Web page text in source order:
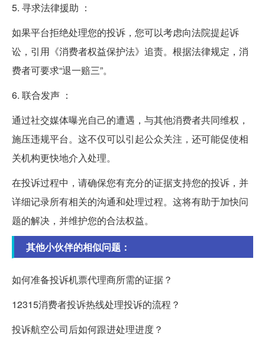
5. 寻求法律援助 ：
如果平台拒绝处理您的投诉，您可以考虑向法院提起诉
讼，引用《消费者权益保护法》追责。根据法律规定，消
费者可要求“退一赔三”。
6. 联合发声 ：
通过社交媒体曝光自己的遭遇，与其他消费者共同维权，
施压违规平台。这不仅可以引起公众关注，还可能促使相
关机构更快地介入处理。
在投诉过程中，请确保您有充分的证据支持您的投诉，并
详细记录所有相关的沟通和处理过程。这将有助于加快问
题的解决，并维护您的合法权益。
其他小伙伴的相似问题：
如何准备投诉机票代理商所需的证据？
12315消费者投诉热线处理投诉的流程？
投诉航空公司后如何跟进处理进度？